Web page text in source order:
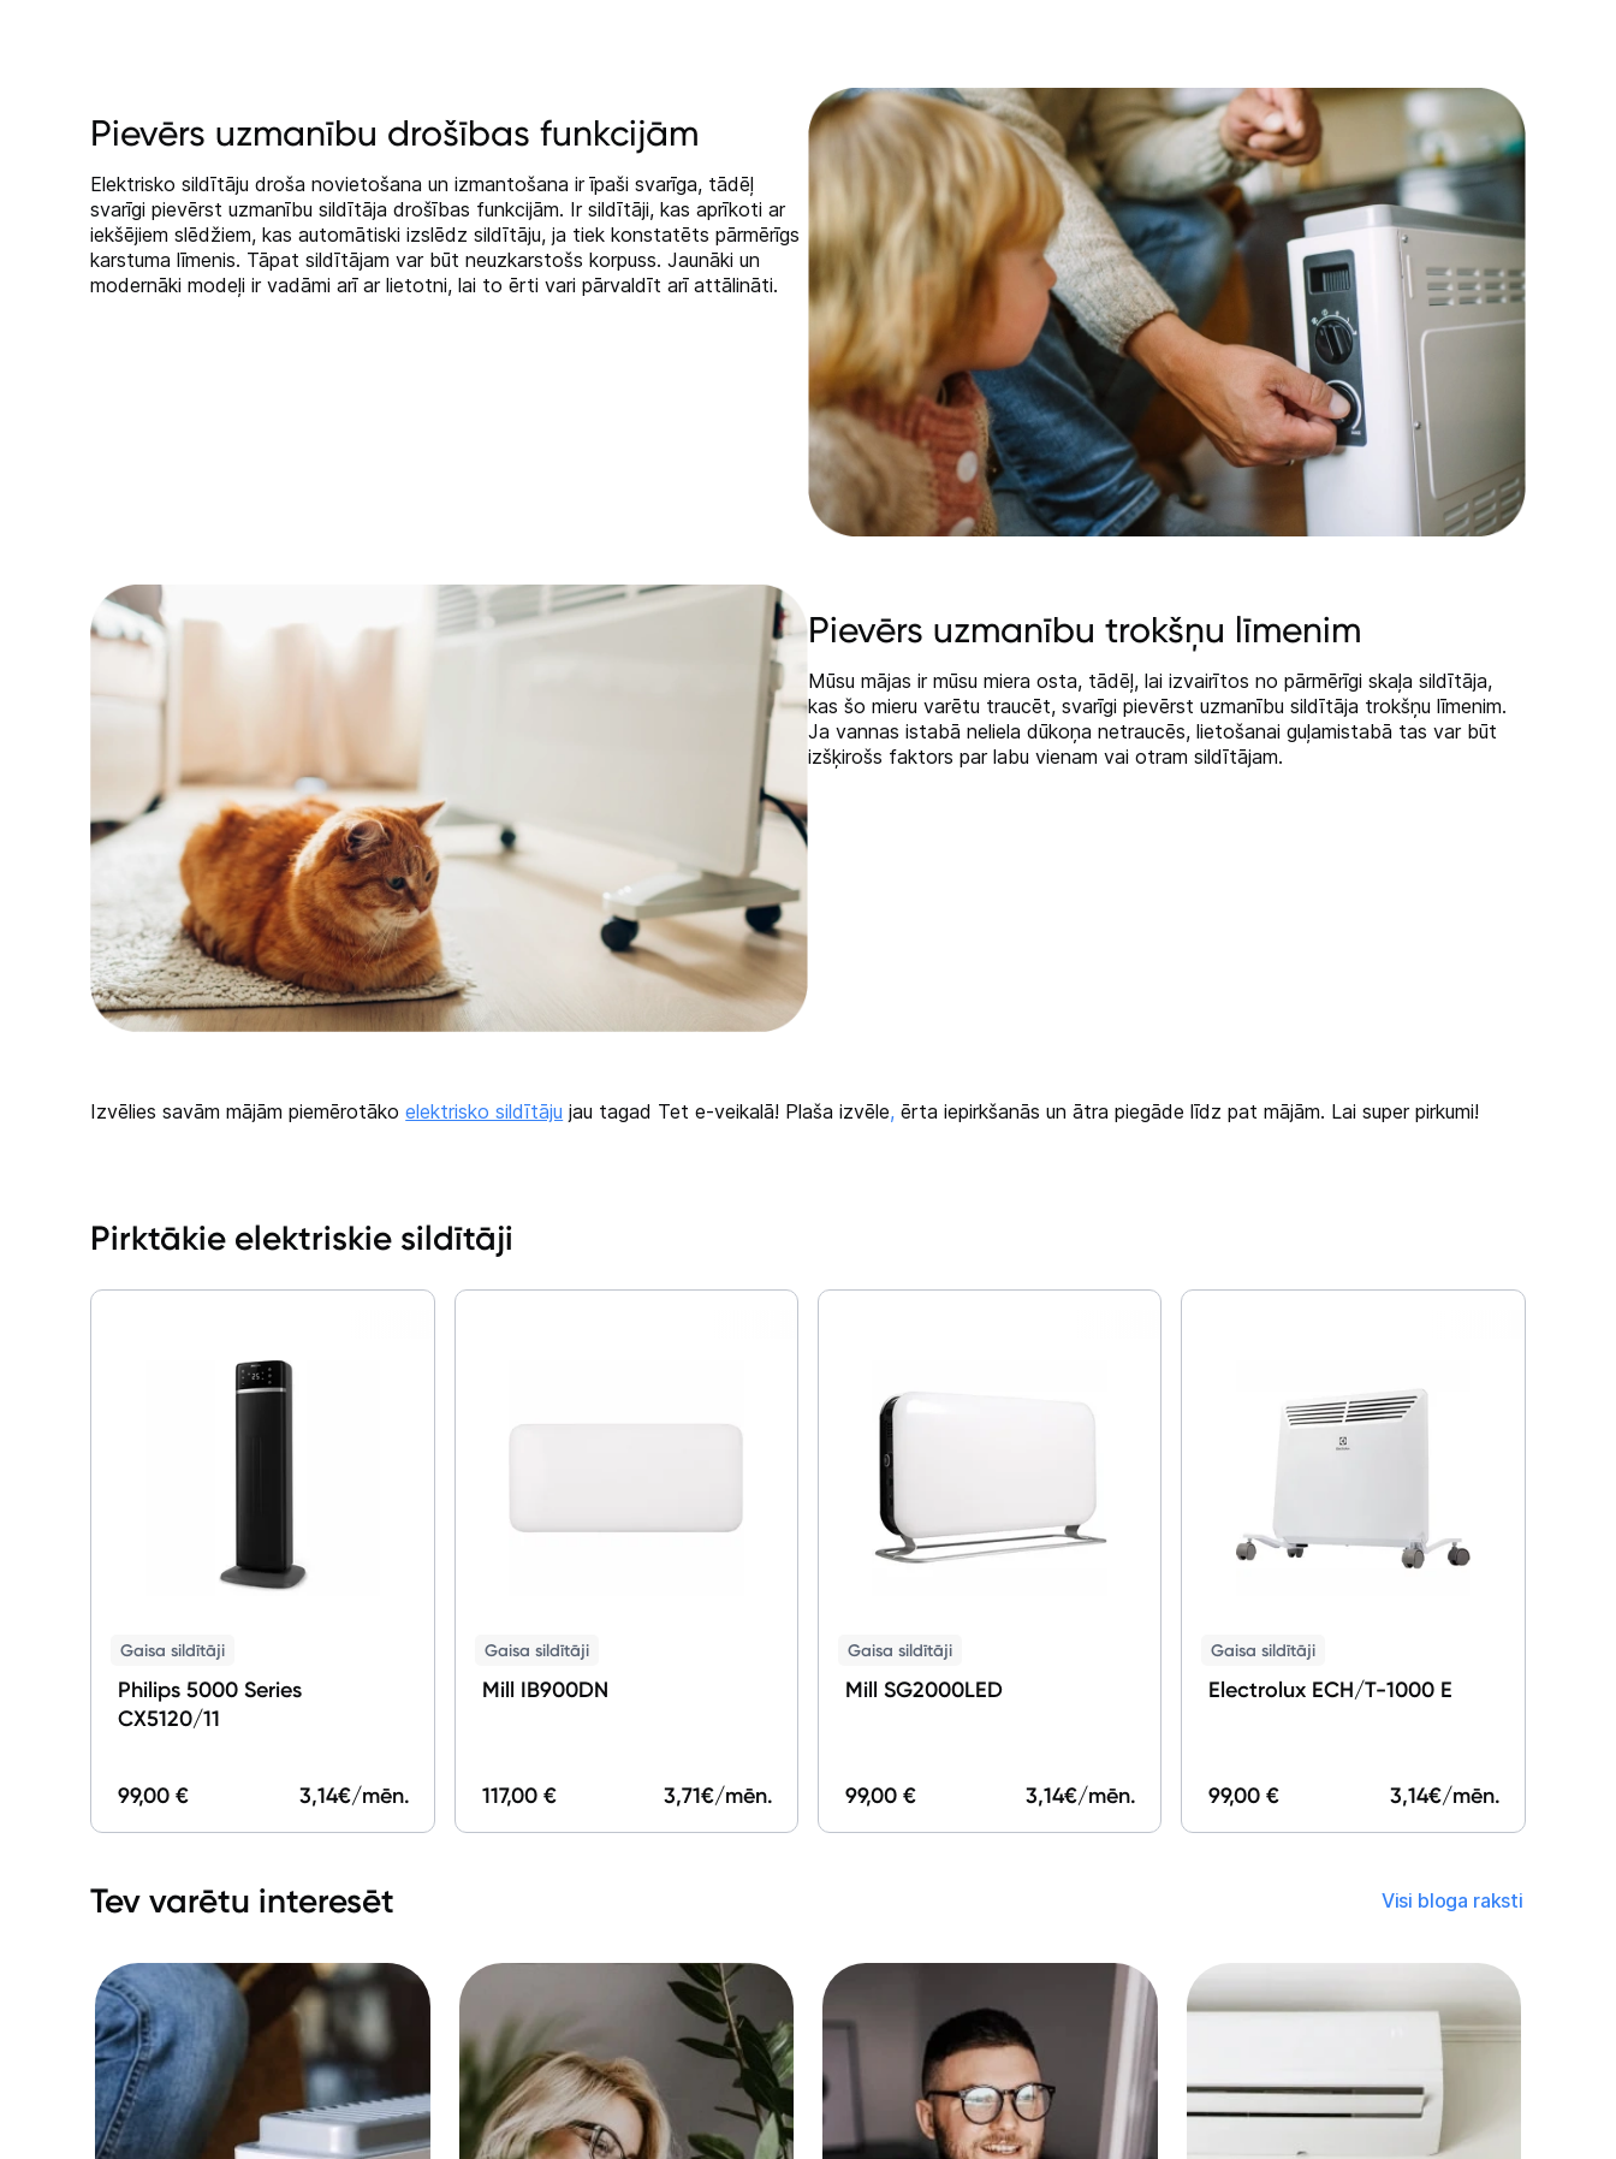
Pievērs uzmanību drošības funkcijām
Elektrisko sildītāju droša novietošana un izmantošana ir īpaši svarīga, tādēļ
svarīgi pievērst uzmanību sildītāja drošības funkcijām. Ir sildītāji, kas aprīkoti ar
iekšējiem slēdžiem, kas automātiski izslēdz sildītāju, ja tiek konstatēts pārmērīgs
karstuma līmenis. Tāpat sildītājam var būt neuzkarstošs korpuss. Jaunāki un
modernāki modeļi ir vadāmi arī ar lietotni, lai to ērti vari pārvaldīt arī attālināti.
Pievērs uzmanību trokšņu līmenim
Mūsu mājas ir mūsu miera osta, tādēļ, lai izvairītos no pārmērīgi skaļa sildītāja,
kas šo mieru varētu traucēt, svarīgi pievērst uzmanību sildītāja trokšņu līmenim.
Ja vannas istabā neliela dūkoņa netraucēs, lietošanai guļamistabā tas var būt
izšķirošs faktors par labu vienam vai otram sildītājam.
Izvēlies savām mājām piemērotākoelektrisko sildītāju jau tagad Tet e-veikalā! Plaša izvēle, ērta iepirkšanās un ātra piegāde līdz pat mājām. Lai super pirkumi!
Pirktākie elektriskie sildītāji
Gaisa sildītāji
Philips 5000 Series
CX5120/11
99,00 € 3,14€/mēn.
Gaisa sildītāji
Mill IB900DN
117,00 € 3,71€/mēn.
Gaisa sildītāji
Mill SG2000LED
99,00 € 3,14€/mēn.
Gaisa sildītāji
Electrolux ECH/T-1000 E
99,00 € 3,14€/mēn.
Tev varētu interesēt Visi bloga raksti